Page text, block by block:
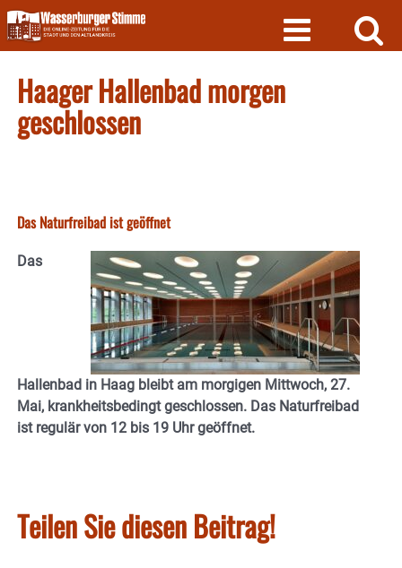
Skip
to
content
Haager Hallenbad morgen
geschlossen
Das Naturfreibad ist geöffnet
Das
Hallenbad in Haag bleibt am morgigen Mittwoch, 27.
Mai, krankheitsbedingt geschlossen. Das Naturfreibad
ist regulär von 12 bis 19 Uhr geöffnet.
Teilen Sie diesen Beitrag!